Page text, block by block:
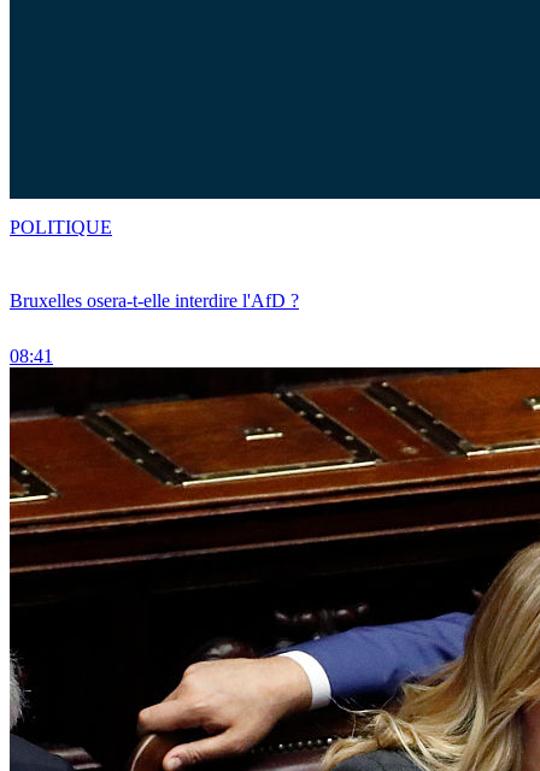
Bruxelles osera-t-elle interdire l'AfD ?
08:41
POLITIQUE